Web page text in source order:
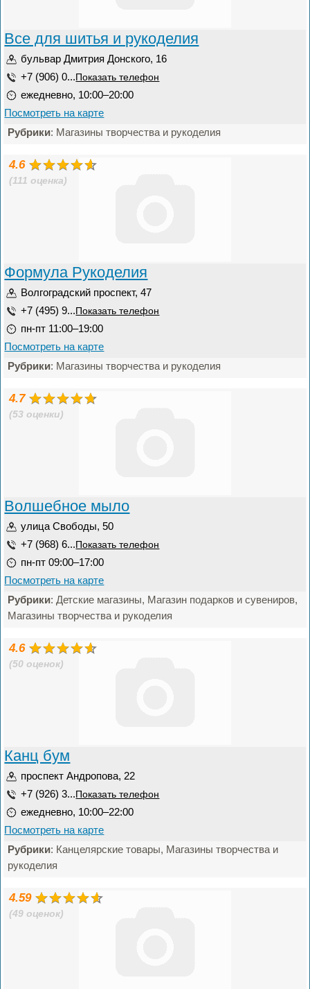
Все для шитья и рукоделия
бульвар Дмитрия Донского, 16
+7 (906) 0... Показать телефон
ежедневно, 10:00–20:00
Посмотреть на карте
Рубрики: Магазины творчества и рукоделия
4.6
(111 оценка)
Формула Рукоделия
Волгоградский проспект, 47
+7 (495) 9... Показать телефон
пн-пт 11:00–19:00
Посмотреть на карте
Рубрики: Магазины творчества и рукоделия
4.7
(53 оценки)
Волшебное мыло
улица Свободы, 50
+7 (968) 6... Показать телефон
пн-пт 09:00–17:00
Посмотреть на карте
Рубрики: Детские магазины, Магазин подарков и сувениров,
Магазины творчества и рукоделия
4.6
(50 оценок)
Канц бум
проспект Андропова, 22
+7 (926) 3... Показать телефон
ежедневно, 10:00–22:00
Посмотреть на карте
Рубрики: Канцелярские товары, Магазины творчества и
рукоделия
4.59
(49 оценок)